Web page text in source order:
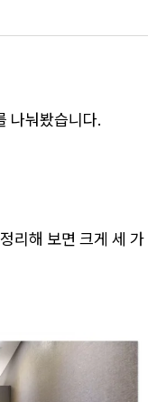
나눠봤습니다.
리해 보면 크게 세 가